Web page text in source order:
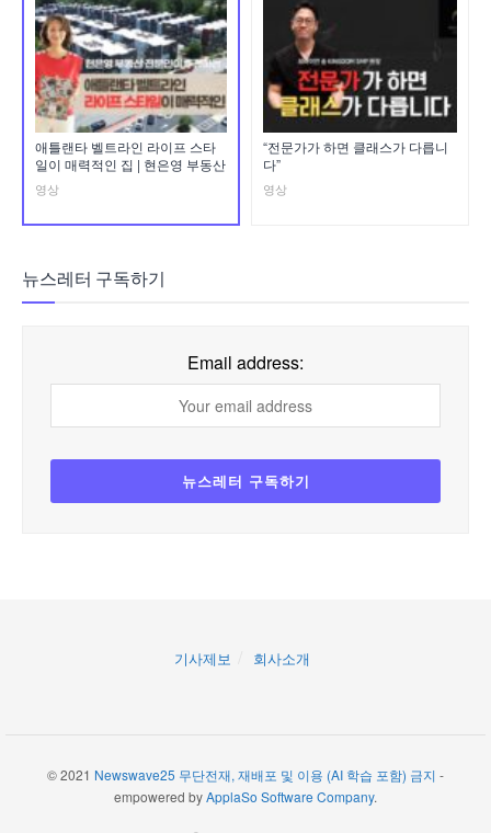
애틀랜타 벨트라인 라이프 스타
일이 매력적인 집 | 현은영 부동산
영상
“전문가가 하면 클래스가 다릅니
다”
영상
뉴스레터 구독하기
Email address:
기사제보 회사소개
© 2021 Newswave25 무단전재, 재배포 및 이용 (AI 학습 포함) 금지 -
empowered byApplaSo Software Company.